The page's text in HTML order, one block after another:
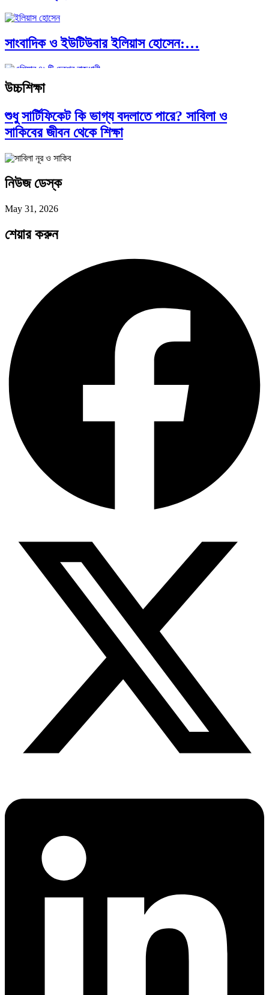
সাংবাদিক ও ইউটিউবার ইলিয়াস হোসেন:…
আন্তর্জাতিক প্রতিবেদন: এশিয়া মহাদেশের ৪৯টি…
পদ্মা সেতু ও রেল সংযোগ…
বৈশ্বিক অর্থব্যবস্থা, আইএমএফ-বিশ্বব্যাংক, ইসলামী
ব্যাংকিং…
অর্থ পাচারের মহাকাব্য: ১০০ ডলারের…
দক্ষিণ এশিয়ায় ‘জেন-জি’ বিপ্লব: বাংলাদেশ,…
উচ্চশিক্ষা
শুধু সার্টিফিকেট কি ভাগ্য বদলাতে পারে? সাবিলা ও
সাকিবের জীবন থেকে শিক্ষা
নিউজ ডেস্ক
May 31, 2026
শেয়ার করুন